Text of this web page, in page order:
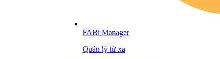
FABi Manager
Quản lý từ xa